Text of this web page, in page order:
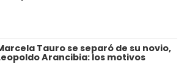
Tauro se separó de su novio,
Arancibia: los motivos